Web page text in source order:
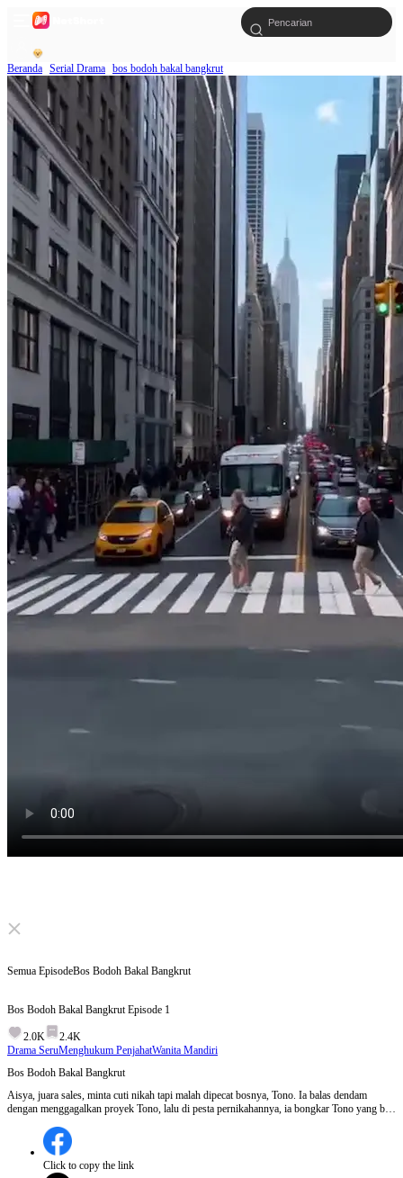
Beranda Serial Drama bos bodoh bakal bangkrut
Click to unmute
Semua EpisodeBos Bodoh Bakal Bangkrut
Bos Bodoh Bakal Bangkrut Episode 1
2.0K
2.4K
Drama SeruMenghukum PenjahatWanita Mandiri
Bos Bodoh Bakal Bangkrut
Aisya, juara sales, minta cuti nikah tapi malah dipecat bosnya, Tono. Ia balas dendam
dengan menggagalkan proyek Tono, lalu di pesta pernikahannya, ia bongkar Tono yang beli
untuk bayar, hingga kantor kacau. Akhirnya, Tono dihukum dan Aisya raih kemenangan
dalam kariernya.
Click to copy the link